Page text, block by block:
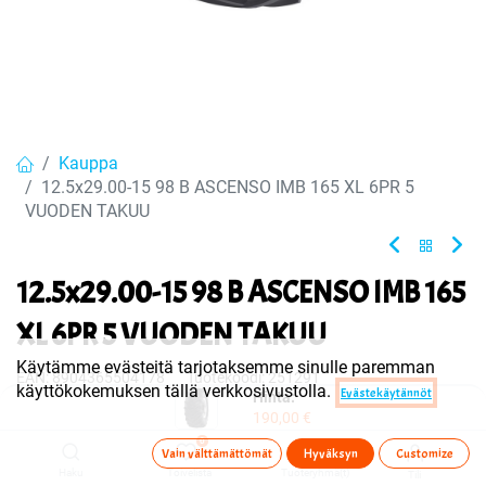
Hinta:
190,00 €
0
Toivelista Tuoteryhmä(t)
Kauppa
12.5x29.00-15 98 B ASCENSO IMB 165 XL 6PR 5
VUODEN TAKUU
12.5x29.00-15 98 B ASCENSO IMB 165
XL 6PR 5 VUODEN TAKUU
EAN:8904365504178 Tuotekoodi:251291
Tuote on myyty tai sitä ei ole juuri nyt saatavilla.
Käytämme evästeitä tarjotaksemme sinulle paremman
käyttökokemuksen tällä verkkosivustolla.
Evästekäytännöt
Vain välttämättömät Hyväksyn Customize